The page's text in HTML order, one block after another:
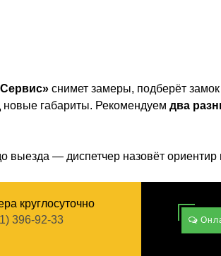
снимет замеры, подберёт замок
габариты. Рекомендуем два
выезда — диспетчер назовёт ориентир
круглосуточно
396-92-33